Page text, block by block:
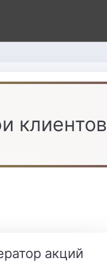
клиентов
акций